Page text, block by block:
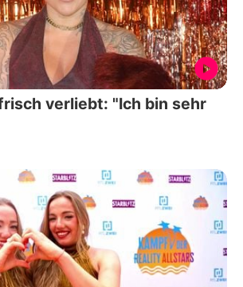
verliebt: "Ich bin sehr